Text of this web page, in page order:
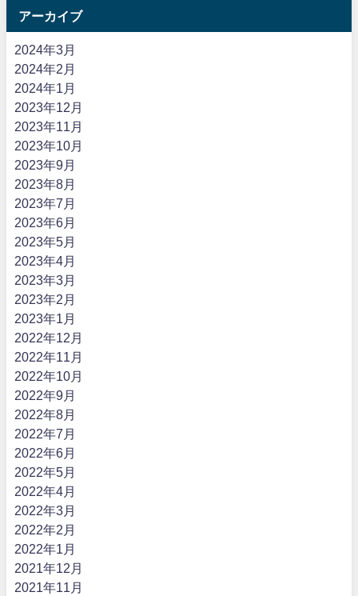
アーカイブ
2024年3月
2024年2月
2024年1月
2023年12月
2023年11月
2023年10月
2023年9月
2023年8月
2023年7月
2023年6月
2023年5月
2023年4月
2023年3月
2023年2月
2023年1月
2022年12月
2022年11月
2022年10月
2022年9月
2022年8月
2022年7月
2022年6月
2022年5月
2022年4月
2022年3月
2022年2月
2022年1月
2021年12月
2021年11月